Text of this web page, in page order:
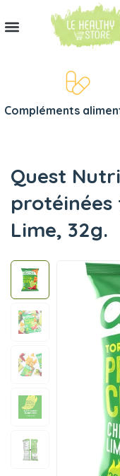
Compléments
Quest
protéinées
Lime, 32g.